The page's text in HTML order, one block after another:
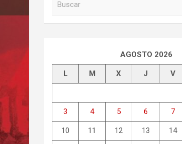
AGOSTO 2026
L M X J V
3 4 5 6 7
10 11 12 13 14